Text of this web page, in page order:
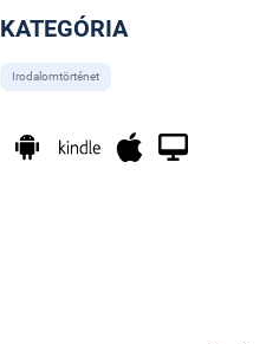
KATEGÓRIA
Irodalomtörténet